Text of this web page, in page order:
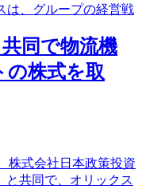
は、グループの経営戦
同で物流機
の株式を取
株式会社日本政策投資
と共同で、オリックス